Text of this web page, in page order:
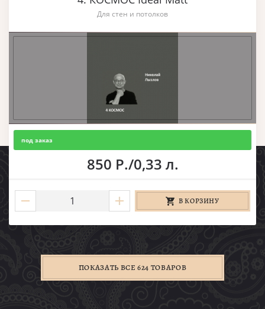
Для стен и потолков
под заказ
850 Р./0,33 л.
В КОРЗИНУ
ПОКАЗАТЬ ВСЕ 624 ТОВАРОВ